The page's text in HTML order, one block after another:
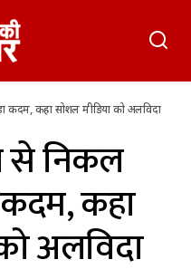
कदम, कहा सोशल मीडिया को अलविदा
से निकल
कहा
अलविदा